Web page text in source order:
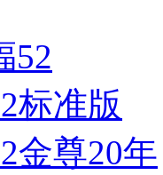
52
标准版
金尊20年